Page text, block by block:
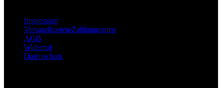
Impressum
Versandkosten/Zahlungsarten
AGB
Widerruf
Datenschutz